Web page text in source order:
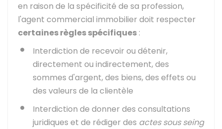
en raison de la spécificité de sa profession,
l'agent commercial immobilier doit respecter
certaines règles spécifiques :
Interdiction de recevoir ou détenir,
directement ou indirectement, des
sommes d'argent, des biens, des effets ou
des valeurs de la clientèle
Interdiction de donner des consultations
juridiques et de rédiger des actes sous seing